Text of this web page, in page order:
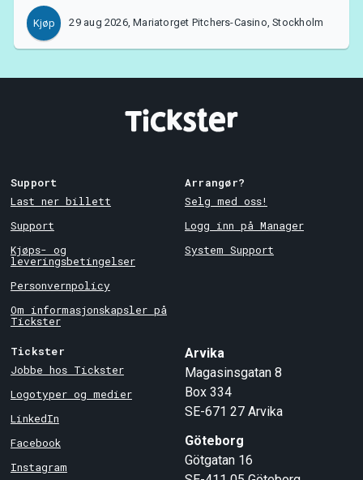
Om Tickster
Kjøp 29 aug 2026, Mariatorget Pitchers-Casino, Stockholm
Support
Last ner billett
Support
Kjøps- og
leveringsbetingelser
Personvernpolicy
Om informasjonskapsler på
Tickster
Arrangør?
Selg med oss!
Logg inn på Manager
System Support
Tickster
Jobbe hos Tickster
Logotyper og medier
LinkedIn
Facebook
Instagram
Arvika
Magasinsgatan 8
Box 334
SE-671 27 Arvika
Göteborg
Götgatan 16